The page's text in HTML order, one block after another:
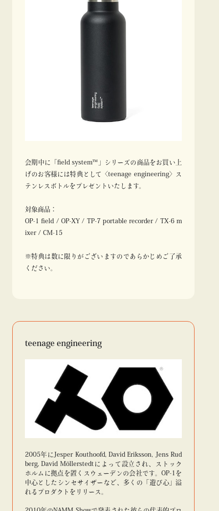
会期中に「field system™」シリーズの商品をお買い上
げのお客様には特典として〈teenage engineering〉ス
テンレスボトルをプレゼントいたします。
対象商品：
OP-1 field / OP-XY / TP-7 portable recorder / TX-6 m
ixer / CM-15
※特典は数に限りがございますのであらかじめご了承
ください。
teenage engineering
2005年にJesper Kouthoofd, David Eriksson, Jens Rud
berg, David Möllerstedtによって設立され、ストック
ホルムに拠点を置くスウェーデンの会社です。OP-1を
中心としたシンセサイザーなど、多くの「遊び心」溢
れるプロダクトをリリース。